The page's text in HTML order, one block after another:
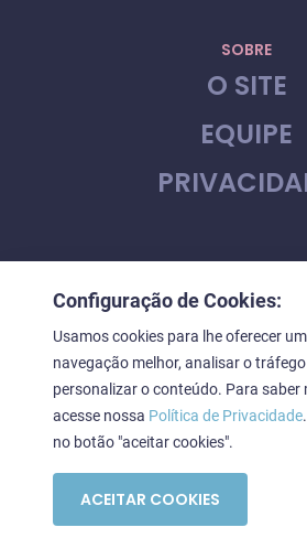
SOBRE
O SITE
EQUIPE
FALE
Downstage © 2023. Todos os
Configuração de Cookies:
Usamos cookies para lhe oferecer
navegação melhor, analisar o
personalizar o conteúdo. Para saber
acesse nossa Política de Privacidade
no botão "aceitar cookies".
ACEITAR COOKIES